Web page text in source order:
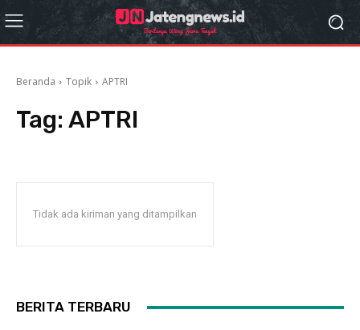
Beranda Topik APTRI
Tag: APTRI
Tidak ada kiriman yang ditampilkan
BERITA TERBARU